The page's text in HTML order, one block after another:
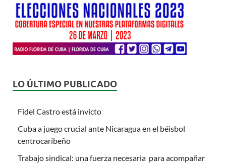
LO ÚLTIMO PUBLICADO
Fidel Castro está invicto
Cuba a juego crucial ante Nicaragua en el béisbol
centrocaribeño
Trabajo sindical: una fuerza necesaria para acompañar